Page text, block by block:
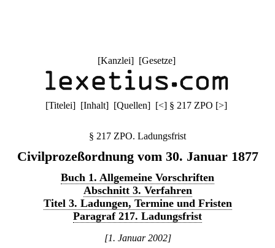
[Kanzlei] [Gesetze]
[Titelei] [Inhalt] [Quellen] [<] § 217 ZPO [>]
§ 217 ZPO. Ladungsfrist
Civilprozeßordnung vom 30. Januar 1877
Buch 1. Allgemeine Vorschriften
Abschnitt 3. Verfahren
Titel 3. Ladungen, Termine und Fristen
Paragraf 217. Ladungsfrist
[1. Januar 2002]